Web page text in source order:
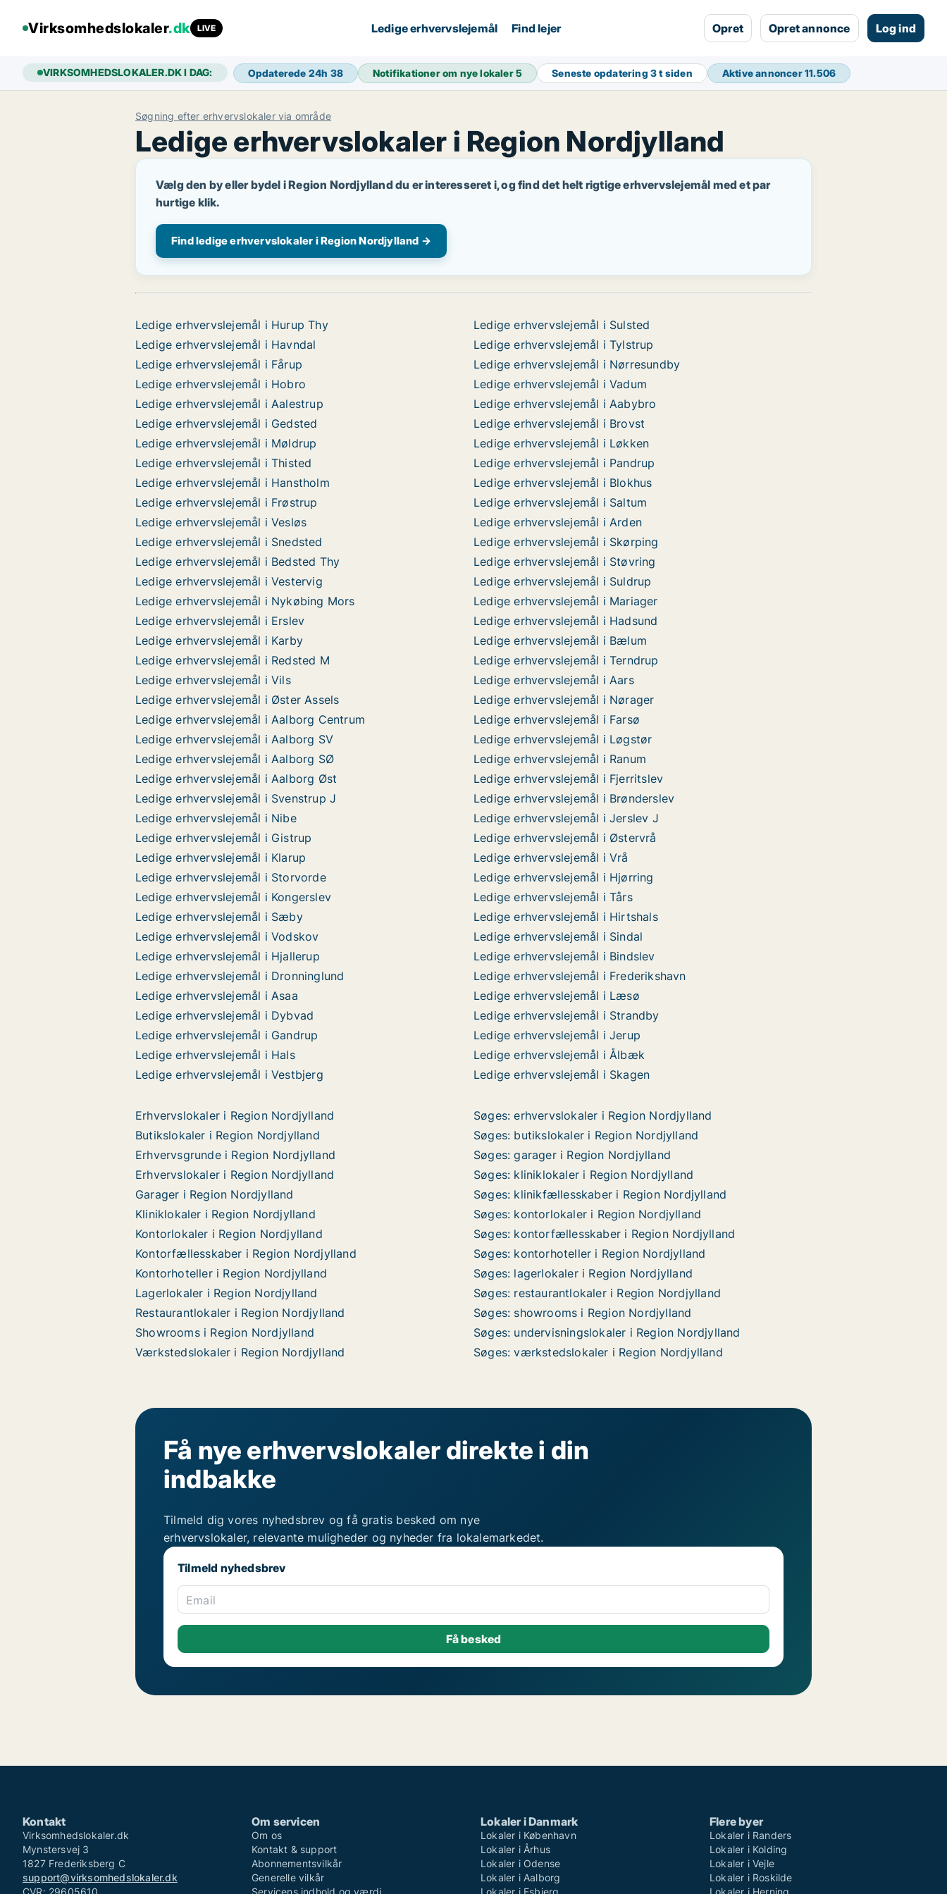
Virksomhedslokaler.dk LIVE Ledige erhvervslejemål Find lejer Opret Opret annonce Log ind
VIRKSOMHEDSLOKALER.DK I DAG: Opdaterede 24h 38 Notifikationer om nye lokaler5 Seneste opdatering3 t siden Aktive annoncer11.506
Søgning efter erhvervslokaler via område
Ledige erhvervslokaler i Region Nordjylland
Vælg den by eller bydel i Region Nordjylland du er interesseret i, og find det helt rigtige erhvervslejemål med et par
hurtige klik.
Find ledige erhvervslokaler i Region Nordjylland →
Ledige erhvervslejemål i Hurup Thy
Ledige erhvervslejemål i Havndal
Ledige erhvervslejemål i Fårup
Ledige erhvervslejemål i Hobro
Ledige erhvervslejemål i Aalestrup
Ledige erhvervslejemål i Gedsted
Ledige erhvervslejemål i Møldrup
Ledige erhvervslejemål i Thisted
Ledige erhvervslejemål i Hanstholm
Ledige erhvervslejemål i Frøstrup
Ledige erhvervslejemål i Vesløs
Ledige erhvervslejemål i Snedsted
Ledige erhvervslejemål i Bedsted Thy
Ledige erhvervslejemål i Vestervig
Ledige erhvervslejemål i Nykøbing Mors
Ledige erhvervslejemål i Erslev
Ledige erhvervslejemål i Karby
Ledige erhvervslejemål i Redsted M
Ledige erhvervslejemål i Vils
Ledige erhvervslejemål i Øster Assels
Ledige erhvervslejemål i Aalborg Centrum
Ledige erhvervslejemål i Aalborg SV
Ledige erhvervslejemål i Aalborg SØ
Ledige erhvervslejemål i Aalborg Øst
Ledige erhvervslejemål i Svenstrup J
Ledige erhvervslejemål i Nibe
Ledige erhvervslejemål i Gistrup
Ledige erhvervslejemål i Klarup
Ledige erhvervslejemål i Storvorde
Ledige erhvervslejemål i Kongerslev
Ledige erhvervslejemål i Sæby
Ledige erhvervslejemål i Vodskov
Ledige erhvervslejemål i Hjallerup
Ledige erhvervslejemål i Dronninglund
Ledige erhvervslejemål i Asaa
Ledige erhvervslejemål i Dybvad
Ledige erhvervslejemål i Gandrup
Ledige erhvervslejemål i Hals
Ledige erhvervslejemål i Vestbjerg
Ledige erhvervslejemål i Sulsted
Ledige erhvervslejemål i Tylstrup
Ledige erhvervslejemål i Nørresundby
Ledige erhvervslejemål i Vadum
Ledige erhvervslejemål i Aabybro
Ledige erhvervslejemål i Brovst
Ledige erhvervslejemål i Løkken
Ledige erhvervslejemål i Pandrup
Ledige erhvervslejemål i Blokhus
Ledige erhvervslejemål i Saltum
Ledige erhvervslejemål i Arden
Ledige erhvervslejemål i Skørping
Ledige erhvervslejemål i Støvring
Ledige erhvervslejemål i Suldrup
Ledige erhvervslejemål i Mariager
Ledige erhvervslejemål i Hadsund
Ledige erhvervslejemål i Bælum
Ledige erhvervslejemål i Terndrup
Ledige erhvervslejemål i Aars
Ledige erhvervslejemål i Nørager
Ledige erhvervslejemål i Farsø
Ledige erhvervslejemål i Løgstør
Ledige erhvervslejemål i Ranum
Ledige erhvervslejemål i Fjerritslev
Ledige erhvervslejemål i Brønderslev
Ledige erhvervslejemål i Jerslev J
Ledige erhvervslejemål i Østervrå
Ledige erhvervslejemål i Vrå
Ledige erhvervslejemål i Hjørring
Ledige erhvervslejemål i Tårs
Ledige erhvervslejemål i Hirtshals
Ledige erhvervslejemål i Sindal
Ledige erhvervslejemål i Bindslev
Ledige erhvervslejemål i Frederikshavn
Ledige erhvervslejemål i Læsø
Ledige erhvervslejemål i Strandby
Ledige erhvervslejemål i Jerup
Ledige erhvervslejemål i Ålbæk
Ledige erhvervslejemål i Skagen
Erhvervslokaler i Region Nordjylland
Butikslokaler i Region Nordjylland
Erhvervsgrunde i Region Nordjylland
Erhvervslokaler i Region Nordjylland
Garager i Region Nordjylland
Kliniklokaler i Region Nordjylland
Kontorlokaler i Region Nordjylland
Kontorfællesskaber i Region Nordjylland
Kontorhoteller i Region Nordjylland
Lagerlokaler i Region Nordjylland
Restaurantlokaler i Region Nordjylland
Showrooms i Region Nordjylland
Værkstedslokaler i Region Nordjylland
Søges: erhvervslokaler i Region Nordjylland
Søges: butikslokaler i Region Nordjylland
Søges: garager i Region Nordjylland
Søges: kliniklokaler i Region Nordjylland
Søges: klinikfællesskaber i Region Nordjylland
Søges: kontorlokaler i Region Nordjylland
Søges: kontorfællesskaber i Region Nordjylland
Søges: kontorhoteller i Region Nordjylland
Søges: lagerlokaler i Region Nordjylland
Søges: restaurantlokaler i Region Nordjylland
Søges: showrooms i Region Nordjylland
Søges: undervisningslokaler i Region Nordjylland
Søges: værkstedslokaler i Region Nordjylland
Få nye erhvervslokaler direkte i din
indbakke
Tilmeld dig vores nyhedsbrev og få gratis besked om nye
erhvervslokaler, relevante muligheder og nyheder fra lokalemarkedet.
Tilmeld nyhedsbrev
Email
Kontakt
Virksomhedslokaler.dk
Mynstersvej 3
1827 Frederiksberg C
support@virksomhedslokaler.dk
CVR: 29605610
Om servicen
Om os
Kontakt & support
Abonnementsvilkår
Generelle vilkår
Servicens indhold og værdi
Lokaler i Danmark
Lokaler i København
Lokaler i Århus
Lokaler i Odense
Lokaler i Aalborg
Lokaler i Esbjerg
Flere byer
Lokaler i Randers
Lokaler i Kolding
Lokaler i Vejle
Lokaler i Roskilde
Lokaler i Herning